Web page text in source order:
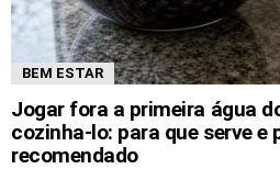
BEM ESTAR
Jogar fora a primeira água
cozinha-lo: para que serve e
recomendado